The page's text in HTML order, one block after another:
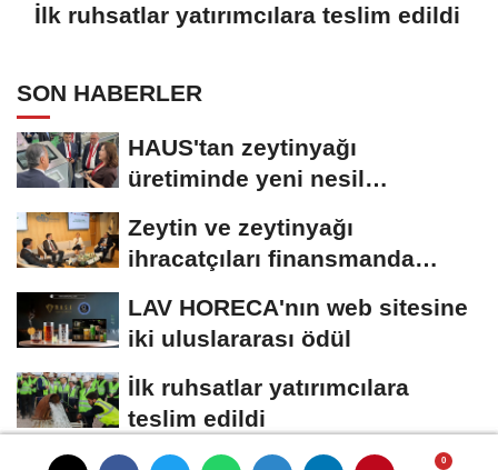
İlk ruhsatlar yatırımcılara teslim edildi
SON HABERLER
HAUS'tan zeytinyağı
üretiminde yeni nesil
Zeytin ve zeytinyağı
ihracatçıları finansmanda
LAV HORECA'nın web sitesine
iki uluslararası ödül
İlk ruhsatlar yatırımcılara
teslim edildi